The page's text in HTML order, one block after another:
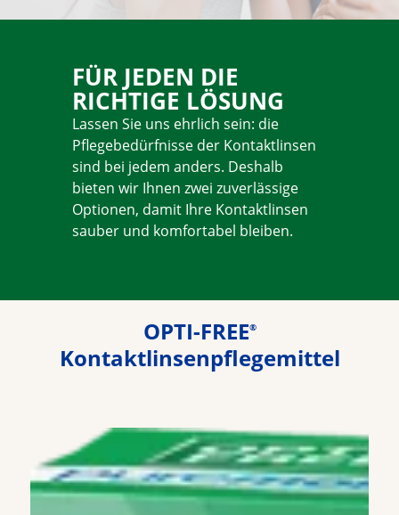
FÜR JEDEN DIE
RICHTIGE LÖSUNG
Lassen Sie uns ehrlich sein: die
Pflegebedürfnisse der Kontaktlinsen
sind bei jedem anders. Deshalb
bieten wir Ihnen zwei zuverlässige
Optionen, damit Ihre Kontaktlinsen
sauber und komfortabel bleiben.
OPTI-FREE®
Kontaktlinsenpflegemittel